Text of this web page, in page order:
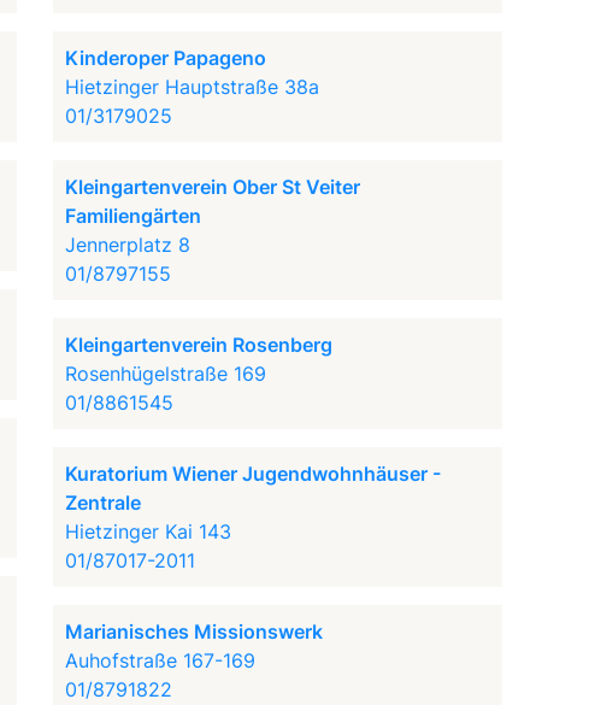
Kinderoper Papageno
Hietzinger Hauptstraße 38a
01/3179025
Kleingartenverein Ober St Veiter
Familiengärten
Jennerplatz 8
01/8797155
Kleingartenverein Rosenberg
Rosenhügelstraße 169
01/8861545
Kuratorium Wiener Jugendwohnhäuser -
Zentrale
Hietzinger Kai 143
01/87017-2011
Marianisches Missionswerk
Auhofstraße 167-169
01/8791822